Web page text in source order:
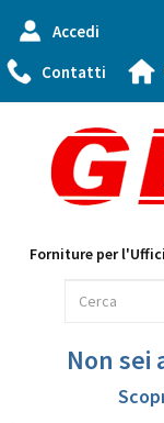
Accedi
Contatti
Forniture per
Non sei